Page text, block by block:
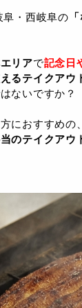
阜・西岐阜の
リアで記念日
るテイクアウ
ないですか？
におすすめの
のテイクアウ